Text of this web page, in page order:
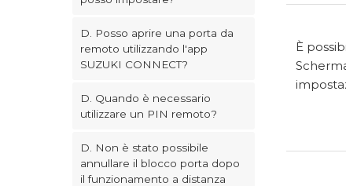
D. Posso aprire una porta da
remoto utilizzando l'app
SUZUKI CONNECT?
D. Quando è necessario
utilizzare un PIN remoto?
D. Non è stato possibile
annullare il blocco porta dopo
il funzionamento a distanza
È